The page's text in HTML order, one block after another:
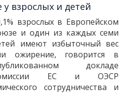
взрослых и детей
взрослых в Европейском
и один из каждых семи
имеют избыточный вес
ожирение, говорится в
докладе
ЕС и ОЭСР
сотрудничества и